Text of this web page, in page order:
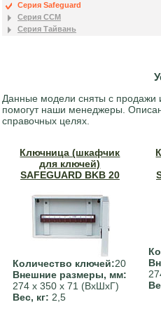
Серия Safeguard
Серия CCM
Серия Тайвань
Данные модели сняты с продажи
помогут наши менеджеры.
справочных целях.
Ключница (шкафчик
для ключей)
SAFEGUARD BKB 20
Количество ключей:20
Внешние размеры, мм:
274 х 350 х 71 (ВхШхГ)
Вес, кг: 2,5